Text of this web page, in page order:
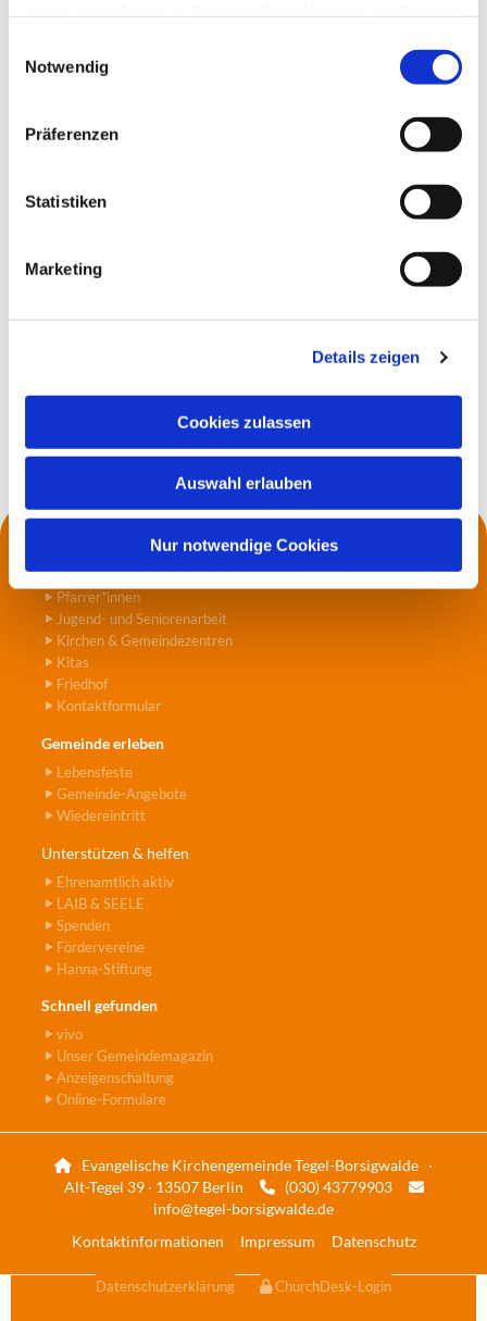
h
Notwendig
Präferenzen
Statistiken
Marketing
Details zeigen
Cookies zulassen
Auswahl erlauben
Nur notwendige Cookies
Schauen Sie doch mal vorbei!
Die Küsterei
Pfarrer*innen
Jugend- und Seniorenarbeit
Kirchen & Gemeindezentren
Kitas
Friedhof
Kontaktformular
Gemeinde erleben
Lebensfeste
Gemeinde-Angebote
Wiedereintritt
Unterstützen & helfen
Ehrenamtlich aktiv
LAIB & SEELE
Spenden
Fördervereine
Hanna-Stiftung
Schnell gefunden
vivo
Unser Gemeindemagazin
Anzeigenschaltung
Online-Formulare

Evangelische Kirchengemeinde Tegel-Borsigwalde ·
Alt-Tegel 39 · 13507 Berlin
(030) 43779903 
info@tegel-borsigwalde.de
Kontaktinformationen
Impressum Datenschutz
Datenschutzerklärung ChurchDesk-Login